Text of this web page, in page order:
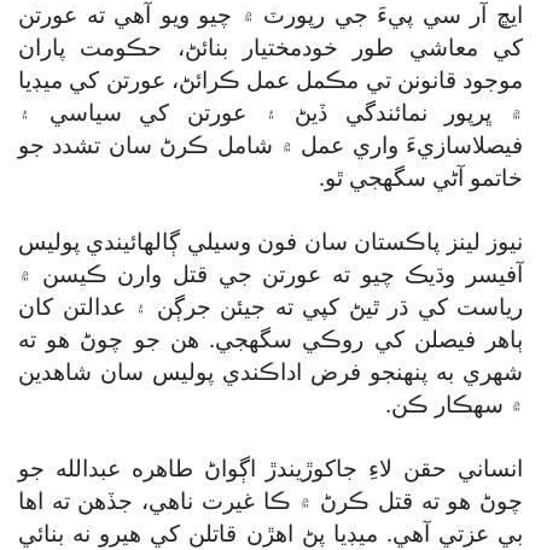
ايڇ آر سي پيءَ جي رپورٽ ۾ چيو ويو آهي ته عورتن
کي معاشي طور خودمختيار بنائڻ، حڪومت پاران
موجود قانونن تي مڪمل عمل ڪرائڻ، عورتن کي ميڊيا
۾ ڀرپور نمائندگي ڏيڻ ۽ عورتن کي سياسي ۽
فيصلاسازيءَ واري عمل ۾ شامل ڪرڻ سان تشدد جو
خاتمو آڻي سگهجي ٿو.
نيوز لينز پاڪستان سان فون وسيلي ڳالهائيندي پوليس
آفيسر وڌيڪ چيو ته عورتن جي قتل وارن ڪيسن ۾
رياست کي ڌر ٿيڻ کپي ته جيئن جرڳن ۽ عدالتن کان
ٻاهر فيصلن کي روڪي سگهجي. هن جو چوڻ هو ته
شهري به پنهنجو فرض اداڪندي پوليس سان شاهدين
۾ سهڪار ڪن.
انساني حقن لاءِ جاکوڙيندڙ اڳواڻ طاهره عبدالله جو
چوڻ هو ته قتل ڪرڻ ۾ ڪا غيرت ناهي، جڏهن ته اها
بي عزتي آهي. ميڊيا پڻ اهڙن قاتلن کي هيرو نه بنائي